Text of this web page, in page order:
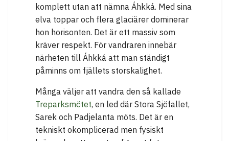
komplett utan att nämna Áhkká. Med sina
elva toppar och flera glaciärer dominerar
hon horisonten. Det är ett massiv som
kräver respekt. För vandraren innebär
närheten till Áhkká att man ständigt
påminns om fjällets storskalighet.
Många väljer att vandra den så kallade
Treparksmötet, en led där Stora Sjöfallet,
Sarek och Padjelanta möts. Det är en
tekniskt okomplicerad men fysiskt